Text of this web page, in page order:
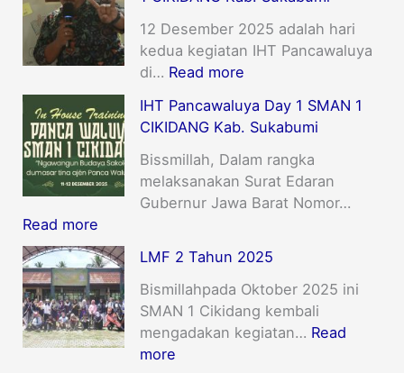
12 Desember 2025 adalah hari
kedua kegiatan IHT Pancawaluya
di… Read more
IHT Pancawaluya Day 1 SMAN 1
CIKIDANG Kab. Sukabumi
Bissmillah, Dalam rangka
melaksanakan Surat Edaran
Gubernur Jawa Barat Nomor…
Read more
LMF 2 Tahun 2025
Bismillahpada Oktober 2025 ini
SMAN 1 Cikidang kembali
mengadakan kegiatan… Read
more